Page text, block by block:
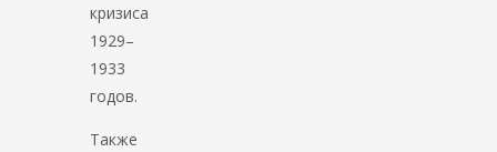
кризиса
1929–
1933
годов.
Также